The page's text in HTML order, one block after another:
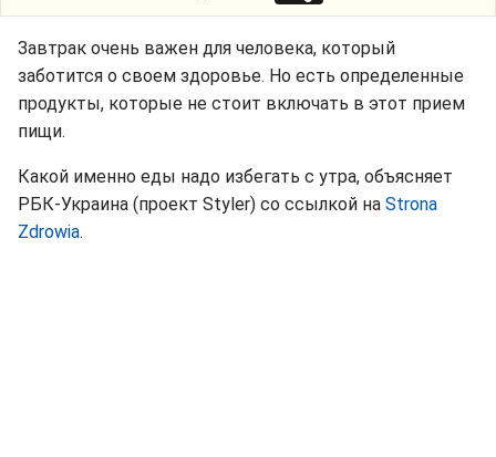
Завтрак очень важен для человека, который
заботится о своем здоровье. Но есть определенные
продукты, которые не стоит включать в этот прием
пищи.
Какой именно еды надо избегать с утра, объясняет
РБК-Украина (проект Styler) со ссылкой на Strona
Zdrowia.